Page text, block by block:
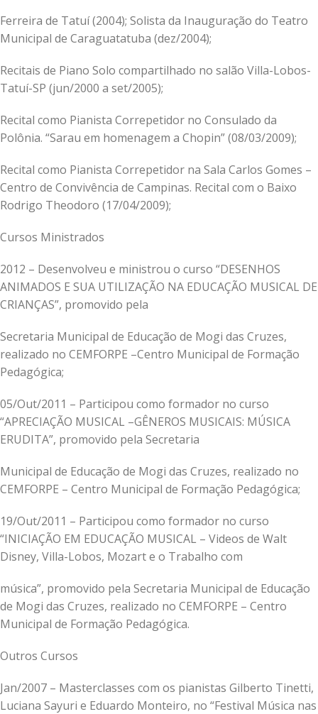
Ferreira de Tatuí (2004); Solista da Inauguração do Teatro
Municipal de Caraguatatuba (dez/2004);
Recitais de Piano Solo compartilhado no salão Villa-Lobos-
Tatuí-SP (jun/2000 a set/2005);
Recital como Pianista Correpetidor no Consulado da
Polônia. “Sarau em homenagem a Chopin” (08/03/2009);
Recital como Pianista Correpetidor na Sala Carlos Gomes –
Centro de Convivência de Campinas. Recital com o Baixo
Rodrigo Theodoro (17/04/2009);
Cursos Ministrados
2012 – Desenvolveu e ministrou o curso “DESENHOS
ANIMADOS E SUA UTILIZAÇÃO NA EDUCAÇÃO MUSICAL DE
CRIANÇAS”, promovido pela
Secretaria Municipal de Educação de Mogi das Cruzes,
realizado no CEMFORPE –Centro Municipal de Formação
Pedagógica;
05/Out/2011 – Participou como formador no curso
“APRECIAÇÃO MUSICAL –GÊNEROS MUSICAIS: MÚSICA
ERUDITA”, promovido pela Secretaria
Municipal de Educação de Mogi das Cruzes, realizado no
CEMFORPE – Centro Municipal de Formação Pedagógica;
19/Out/2011 – Participou como formador no curso
“INICIAÇÃO EM EDUCAÇÃO MUSICAL – Videos de Walt
Disney, Villa-Lobos, Mozart e o Trabalho com
música”, promovido pela Secretaria Municipal de Educação
de Mogi das Cruzes, realizado no CEMFORPE – Centro
Municipal de Formação Pedagógica.
Outros Cursos
Jan/2007 – Masterclasses com os pianistas Gilberto Tinetti,
Luciana Sayuri e Eduardo Monteiro, no “Festival Música nas